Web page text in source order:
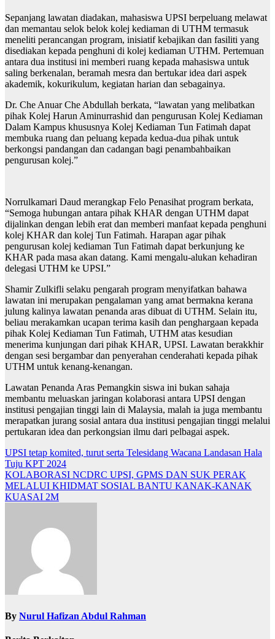
Sepanjang lawatan diadakan, mahasiswa UPSI berpeluang melawat
dan memantau selok belok kolej kediaman di UTHM termasuk
meneliti perancangan program, inisiatif kebajikan dan fasiliti yang
disediakan kepada penghuni di kolej kediaman UTHM. Pertemuan
antara dua institusi ini memberi ruang kepada mahasiswa untuk
saling berkenalan, beramah mesra dan bertukar idea dari aspek
akademik, kokurikulum, kegiatan harian dan sebagainya.
Dr. Che Anuar Che Abdullah berkata, “lawatan yang melibatkan
pihak Kolej Harun Aminurrashid dan pengurusan Kolej Kediaman
Dalam Kampus khususnya Kolej Kediaman Tun Fatimah dapat
membuka ruang dan peluang kepada kedua-dua pihak untuk
berkongsi pandangan dan cadangan bagi penambahbaikan
pengurusan kolej.”
Norrulkamari Daud merangkap Felo Penasihat program berkata,
“Semoga hubungan antara pihak KHAR dengan UTHM dapat
dijalinkan dengan lebih erat dan memberi manfaat kepada penghuni
kolej KHAR dan kolej Tun Fatimah. Harapan agar pihak
pengurusan kolej kediaman Tun Fatimah dapat berkunjung ke
KHAR pada masa akan datang. Kami mengalu-alukan kehadiran
delegasi UTHM ke UPSI.”
Shamir Zulkifli selaku pengarah program menyifatkan bahawa
lawatan ini merupakan pengalaman yang amat bermakna kerana
julung kalinya lawatan penanda aras dibuat di UTHM. Selain itu,
beliau merakamkan ucapan terima kasih dan penghargaan kepada
pihak Kolej Kediaman Tun Fatimah, UTHM atas kesudian
menerima kunjungan dari pihak KHAR, UPSI. Lawatan berakkhir
dengan sesi bergambar dan penyerahan cenderahati kepada pihak
UTHM untuk kenang-kenangan.
Lawatan Penanda Aras Pemangkin siswa ini bukan sahaja
membantu meluaskan jaringan kolaborasi antara UPSI dengan
institusi pengajian tinggi lain di Malaysia, malah ia juga membantu
merapatkan jurang sosial antara dua institusi pengajian tinggi melalui
pertukaran idea dan perkongsian ilmu dari pelbagai aspek.
Navigasi
kiriman
UPSI tetap komited, turut serta Telesidang Wacana Landasan Hala
Tuju KPT 2024
KOLABORASI NCDRC UPSI, GPMS DAN SUK PERAK
MELALUI KHIDMAT SOSIAL BANTU KANAK-KANAK
KUASAI 2M
By Nurul Hafizan Abdul Rahman